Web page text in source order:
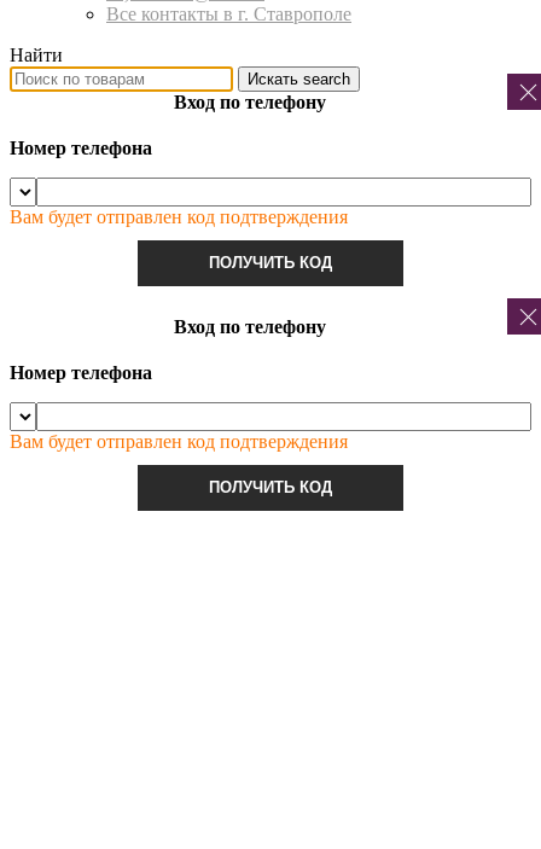
Все контакты в г. Ставрополе
Найти
Искать search
Вход по телефону
Номер телефона
Вам будет отправлен код подтверждения
ПОЛУЧИТЬ КОД
Вход по телефону
Номер телефона
Вам будет отправлен код подтверждения
ПОЛУЧИТЬ КОД